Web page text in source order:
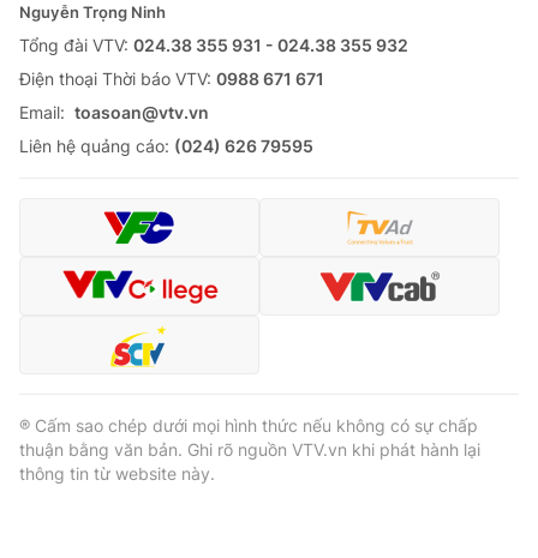
Cơ quan chủ quản:
Cơ quan báo chí:Thời báo VTV
Giấy phép hoạt động báo in và báo điện tử số 483/GP-BTTTT
cấp ngày 29/12/2023
Tổng Biên tập:Vũ Thanh Thủy
Tổng đài VTV:024.38 355 931 - 024.38 355 932
Ðiện thoại Thời báo VTV:
toasoan@vtv.vn
Liên hệ quảng cáo:
Nguyễn Trọng Ninh
Tổng đài VTV: 024.38 355 931 - 024.38 355 932
Ðiện thoại Thời báo VTV: 0988 671 671
Email: toasoan@vtv.vn
Liên hệ quảng cáo: (024) 626 79595
® Cấm sao chép dưới mọi hình thức nếu không có sự chấp
thuận bằng văn bản. Ghi rõ nguồn VTV.vn khi phát hành lại
thông tin từ website này.